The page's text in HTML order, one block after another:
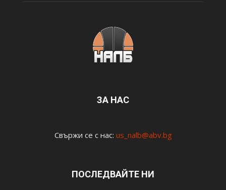
ЗА НАС
Свържи се с нас: us_nalb@abv.bg
ПОСЛЕДВАЙТЕ НИ